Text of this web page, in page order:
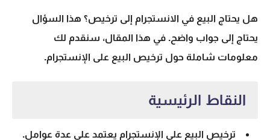
هل يحتاج البيع في الانستجرام إلى ترخيص؟ هذا السؤال
يحتاج إلى جواب واضح. في هذا المقال، سنقدم لك
معلومات شاملة حول ترخيص البيع على الإنستجرام.
النقاط الرئيسية
ترخيص البيع على الإنستجرام يعتمد على عدة عوامل.